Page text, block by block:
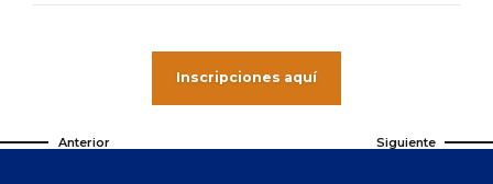
Inscripciones aquí
Anterior Siguiente